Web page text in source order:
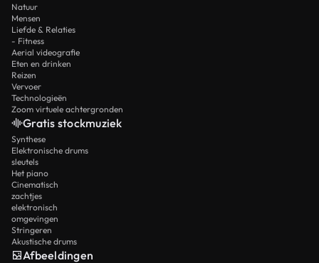
Natuur
Mensen
Liefde & Relaties
- Fitness
Aerial videografie
Eten en drinken
Reizen
Vervoer
Technologieën
Zoom virtuele achtergronden
Gratis stockmuziek
Synthese
Elektronische drums
sleutels
Het piano
Cinematisch
zachtjes
elektronisch
omgevingen
Stringeren
Akustische drums
Afbeeldingen